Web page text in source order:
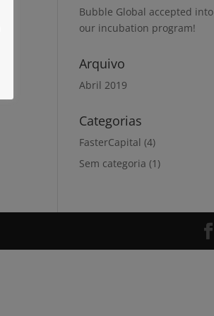
Bubble Global accepted into
our incubation program!
Arquivo
Abril 2019
Categorias
FasterCapital (4)
Sem categoria (1)